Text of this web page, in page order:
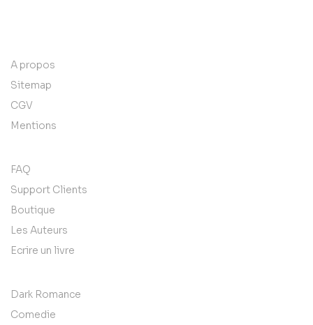
A propos
Sitemap
CGV
Mentions
FAQ
Support Clients
Boutique
Les Auteurs
Ecrire un livre
Dark Romance
Comedie